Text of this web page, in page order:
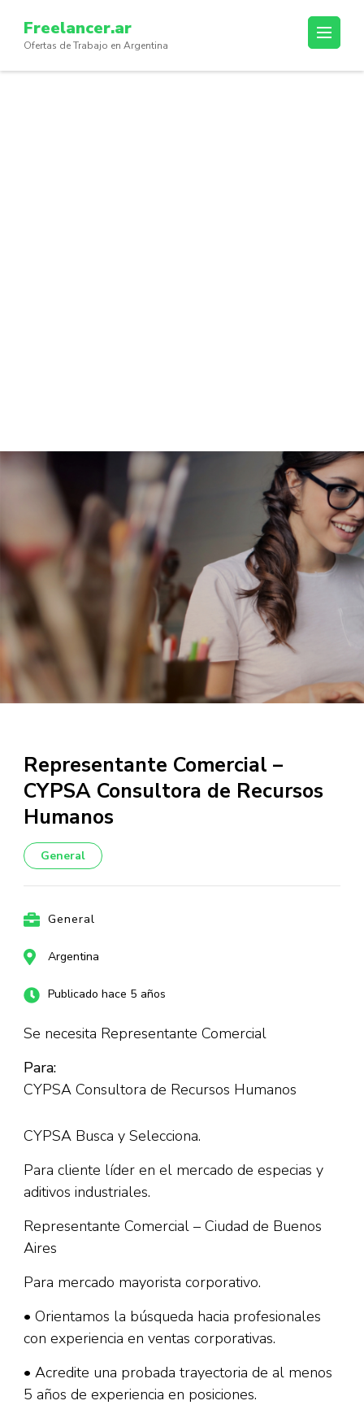
content
(Press
Freelancer.ar
Ofertas de Trabajo en Argentina
Representante Comercial –
CYPSA Consultora de Recursos
Humanos
General
General
Argentina
Publicado hace 5 años
Se necesita Representante Comercial
Para:
CYPSA Consultora de Recursos Humanos
CYPSA Busca y Selecciona.
Para cliente líder en el mercado de especias y
aditivos industriales.
Representante Comercial – Ciudad de Buenos
Aires
Para mercado mayorista corporativo.
• Orientamos la búsqueda hacia profesionales
con experiencia en ventas corporativas.
• Acredite una probada trayectoria de al menos
5 años de experiencia en posiciones.